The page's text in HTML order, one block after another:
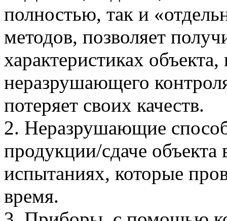
полностью, так и
методов, позволяет
характеристиках
неразрушающего
потеряет своих качеств.
2. Неразрушающие
продукции/сдаче
испытаниях, которые
время.